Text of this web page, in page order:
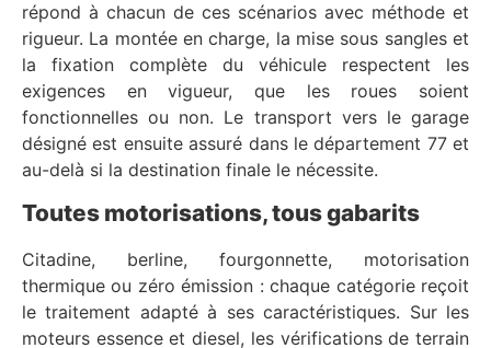
répond à chacun de ces scénarios avec méthode et
rigueur. La montée en charge, la mise sous sangles et
la fixation complète du véhicule respectent les
exigences en vigueur, que les roues soient
fonctionnelles ou non. Le transport vers le garage
désigné est ensuite assuré dans le département 77 et
au-delà si la destination finale le nécessite.
Toutes motorisations, tous gabarits
Citadine, berline, fourgonnette, motorisation
thermique ou zéro émission : chaque catégorie reçoit
le traitement adapté à ses caractéristiques. Sur les
moteurs essence et diesel, les vérifications de terrain